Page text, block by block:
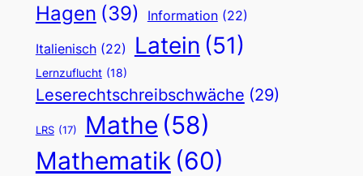
Hagen (39) Information (22)
Italienisch (22) Latein (51)
Lernzuflucht (18)
Leserechtschreibschwäche (29)
LRS (17) Mathe (58)
Mathematik (60)